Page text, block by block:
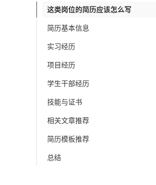
这类岗位的简历应该怎么写
简历基本信息
实习经历
项目经历
学生干部经历
技能与证书
相关文章推荐
简历模板推荐
总结